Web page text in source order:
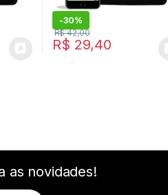
-30%
R$ 29,40
R$42,00
as novidades!